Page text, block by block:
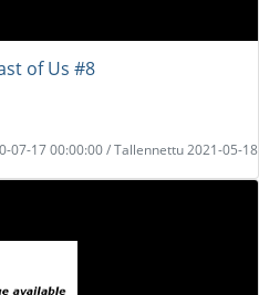
of Us #8
07-17 00:00:00 / Tallennettu 2021-05-18